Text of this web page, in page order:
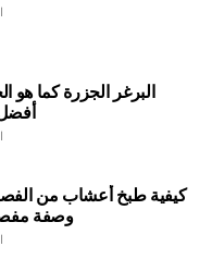
البرغر الجزرة كما هو
كيفية طبخ أعشاب من
وصفة